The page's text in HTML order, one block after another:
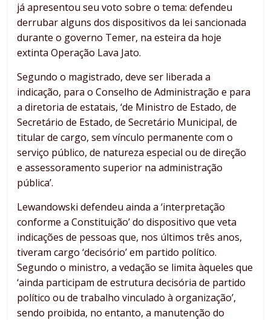
já apresentou seu voto sobre o tema: defendeu
derrubar alguns dos dispositivos da lei sancionada
durante o governo Temer, na esteira da hoje
extinta Operação Lava Jato.
Segundo o magistrado, deve ser liberada a
indicação, para o Conselho de Administração e para
a diretoria de estatais, ‘de Ministro de Estado, de
Secretário de Estado, de Secretário Municipal, de
titular de cargo, sem vínculo permanente com o
serviço público, de natureza especial ou de direção
e assessoramento superior na administração
pública’.
Lewandowski defendeu ainda a ‘interpretação
conforme a Constituição’ do dispositivo que veta
indicações de pessoas que, nos últimos três anos,
tiveram cargo ‘decisório’ em partido político.
Segundo o ministro, a vedação se limita àqueles que
‘ainda participam de estrutura decisória de partido
político ou de trabalho vinculado à organização’,
sendo proibida, no entanto, a manutenção do